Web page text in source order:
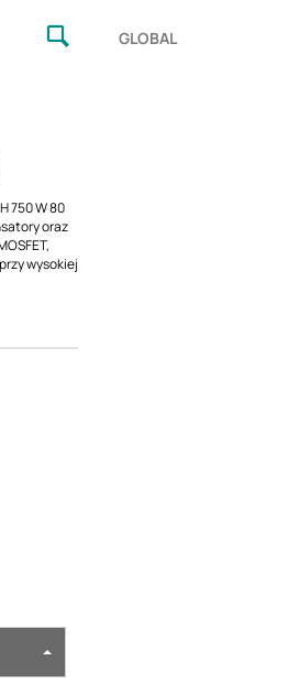
GLOBAL
750 W 80
oraz
wysokiej